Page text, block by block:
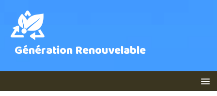
Génération Renouvelable